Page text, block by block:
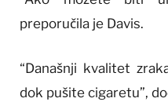
preporučila je Davis.
“Današnji kvalitet
dok pušite cigaretu”,